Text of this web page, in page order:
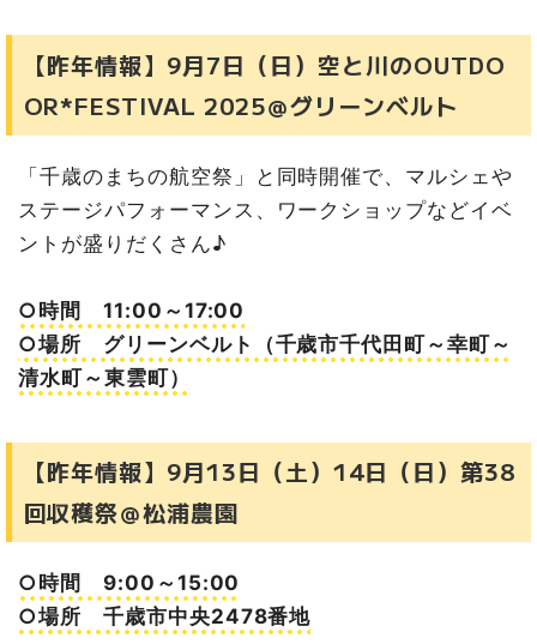
【昨年情報】9月7日（日）空と川のOUTDO
OR*FESTIVAL 2025＠グリーンベルト
「千歳のまちの航空祭」と同時開催で、マルシェや
ステージパフォーマンス、ワークショップなどイベ
ントが盛りだくさん♪
○時間 11:00～17:00
○場所 グリーンベルト（千歳市千代田町～幸町～
清水町～東雲町）
【昨年情報】9月13日（土）14日（日）第38
回収穫祭＠松浦農園
○時間 9:00～15:00
○場所 千歳市中央2478番地